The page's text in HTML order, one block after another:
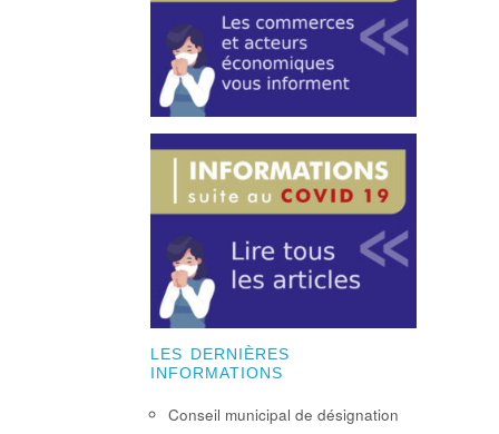
LES DERNIÈRES
INFORMATIONS
Conseil municipal de désignation